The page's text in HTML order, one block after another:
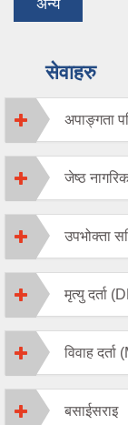
अन्य
सेवाहरु
अपाङ्गता
जेष्ठ
उपभोक्ता
मृत्यु दर्ता
विवाह
बसाईसराइ